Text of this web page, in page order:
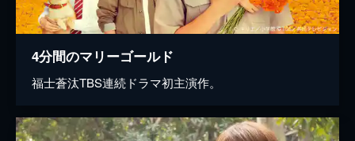
4分間のマリーゴールド
福士蒼汰TBS連続ドラマ初主演作。